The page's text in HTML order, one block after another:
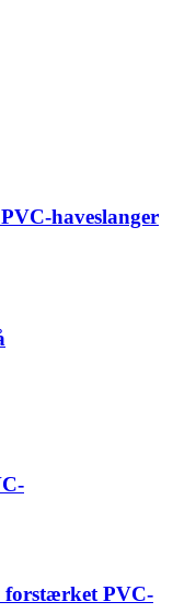
haveslanger
forstærket PVC-